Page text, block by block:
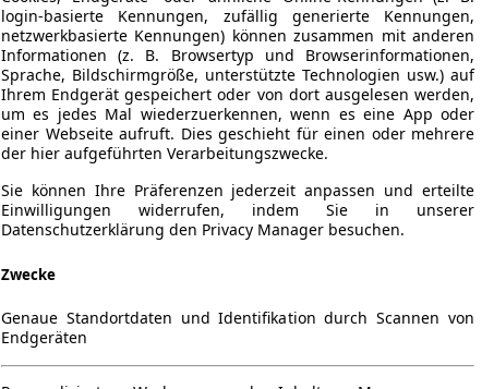
login-basierte Kennungen, zufällig generierte Kennungen,
netzwerkbasierte Kennungen) können zusammen mit anderen
Informationen (z. B. Browsertyp und Browserinformationen,
Sprache, Bildschirmgröße, unterstützte Technologien usw.) auf
Ihrem Endgerät gespeichert oder von dort ausgelesen werden,
um es jedes Mal wiederzuerkennen, wenn es eine App oder
einer Webseite aufruft. Dies geschieht für einen oder mehrere
der hier aufgeführten Verarbeitungszwecke.
Sie können Ihre Präferenzen jederzeit anpassen und erteilte
Einwilligungen widerrufen, indem Sie in unserer
Datenschutzerklärung den Privacy Manager besuchen.
Zwecke
Genaue Standortdaten und Identifikation durch Scannen von
Endgeräten